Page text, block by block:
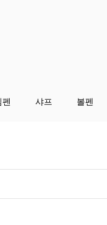
펜 샤프 볼펜